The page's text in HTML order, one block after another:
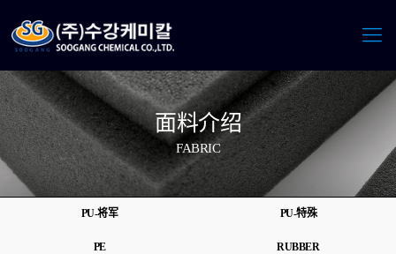
面料介绍
FABRIC
PU-将军 PU-特殊
PE RUBBER